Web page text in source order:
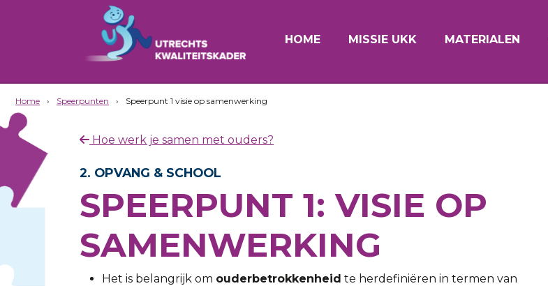
HOME MISSIE UKK MATERIALEN
Home › Speerpunten › Speerpunt 1 visie op samenwerking
Hoe werk je samen met ouders?
2. OPVANG & SCHOOL
SPEERPUNT 1: VISIE OP
SAMENWERKING
Het is belangrijk om ouderbetrokkenheid te herdefiniëren in termen van